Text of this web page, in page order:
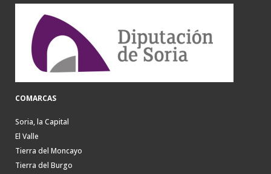
COMARCAS
Soria, la Capital
El Valle
Tierra del Moncayo
Tierra del Burgo